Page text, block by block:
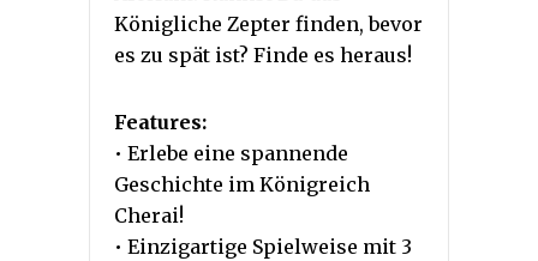
Königliche Zepter finden, bevor
es zu spät ist? Finde es heraus!
Features:
• Erlebe eine spannende
Geschichte im Königreich
Cherai!
• Einzigartige Spielweise mit 3